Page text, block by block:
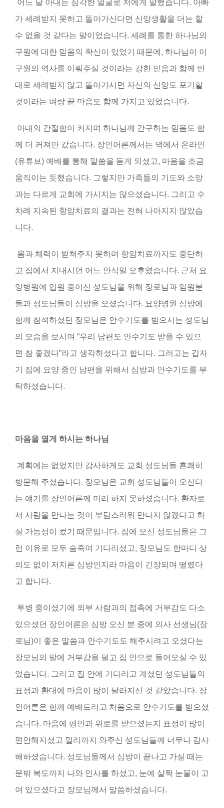
어느 날 아내는 심각한 얼굴로 저에게 말했습니다. 아빠
가 세례받지 못하고 돌아가신다면 신앙생활을 더는 할
수 없을 것 같다는 말이었습니다. 세례를 통한 하나님의
구원에 대한 믿음의 확신이 있었기 때문에 , 하나님이 이
구원의 역사를 이뤄주실 것이라는 강한 믿음과 함께 반
대로 세례받지 않고 돌아가시면 자신의 신앙도 포기할
것이라는 벼랑 끝 마음도 함께 가지고 있었습니다.
아내의 간절함이 커지며 하나님께 간구하는 믿음도 함
께 더 커져만 갔습니다. 장인어른께서는 댁에서 온라인
(유튜브) 예배를 통해 말씀을 듣게 되셨고, 마음을 조금
움직이는 듯했습니다. 그렇지만 가족들의 기도와 소망
과는 다르게 교회에 가시지는 않으셨습니다. 그리고 수
차례 지속된 항암치료의 결과는 전혀 나아지지 않았습
니다.
몸과 체력이 받쳐주지 못하며 항암치료까지도 중단하
고 집에서 지내시던 어느 안식일 오후였습니다. 근처 요
양병원에 입원 중이신 성도님을 위해 장로님과 임원분
들과 성도님들이 심방을 오셨습니다. 요양병원 심방에
함께 참석하셨던 장모님은 안수기도를 받으시는 성도님
의 모습을 보시며 “우리 남편도 안수기도 받을 수 있으
면 참 좋겠다”라고 생각하셨다고 합니다. 그러고는 갑자
기 집에 요양 중인 남편을 위해서 심방과 안수기도를 부
탁하셨습니다.
마음을 열게 하시는 하나님
계획에는 없었지만 감사하게도 교회 성도님들 흔쾌히
방문해 주셨습니다. 장모님은 교회 성도님들이 오신다
는 얘기를 장인어른께 미리 하지 못하셨습니다. 환자로
서 사람을 만나는 것이 부담스러워 만나지 않겠다고 하
실 가능성이 컸기 때문입니다. 집에 오신 성도님들은 그
런 이유로 모두 숨죽여 기다리셨고, 장모님도 한마디 상
의도 없이 저지른 심방인지라 마음이 긴장되며 떨렸다
고 합니다.
투병 중이셨기에 외부 사람과의 접촉에 거부감도 다소
있으셨던 장인어른은 심방 오신 분 중에 의사 선생님(장
로님)이 좋은 말씀과 안수기도도 해주시려고 오셨다는
장모님의 말에 거부감을 덜고 집 안으로 들어오실 수 있
었습니다. 그리고 집 안에 기다리고 계셨던 성도님들의
표정과 환대에 마음이 많이 달라지신 것 같았습니다. 장
인어른은 함께 예배드리고 처음으로 안수기도를 받으셨
습니다. 마음에 평안과 위로를 받으셨는지 표정이 많이
편안해지셨고 멀리까지 와주신 성도님들께 너무나 감사
해하셨습니다. 성도님들께서 심방이 끝나고 가실 때는
문밖 복도까지 나와 인사를 하셨고, 눈에 살짝 눈물이 고
여 있으셨다고 장모님께서 말씀하셨습니다.